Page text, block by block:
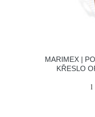
MARIMEX |
KŘESLO